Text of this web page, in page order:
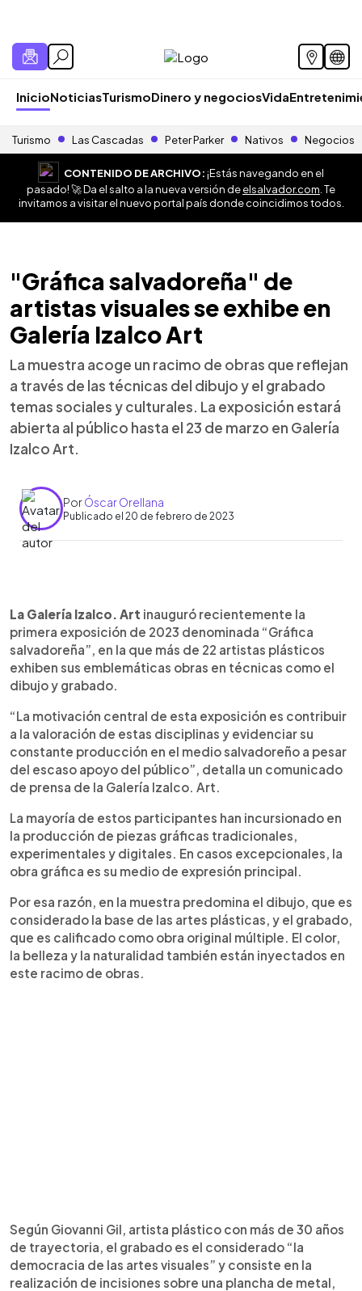
InicioNoticiasTurismoDinero y negociosVida
Turismo Las Cascadas Peter Parker Nativos Negocios
CONTENIDO DE ARCHIVO:¡Estás navegando en el
pasado! 🚀 Da el salto a la nueva versión deelsalvador.com . Te
invitamos a visitar el nuevo portal país donde coincidimos todos.
"Gráfica salvadoreña" de
artistas visuales se exhibe en
Galería Izalco Art
La muestra acoge un racimo de obras que reflejan
a través de las técnicas del dibujo y el grabado
temas sociales y culturales. La exposición estará
abierta al público hasta el 23 de marzo en Galería
Izalco Art.
PorÓscar Orellana
Publicado el 20 de febrero de 2023
► Escuchar artículo
La Galería Izalco. Art inauguró recientemente la
primera exposición de 2023 denominada “Gráfica
salvadoreña”, en la que más de 22 artistas plásticos
exhiben sus emblemáticas obras en técnicas como el
dibujo y grabado.
“La motivación central de esta exposición es contribuir
a la valoración de estas disciplinas y evidenciar su
constante producción en el medio salvadoreño a pesar
del escaso apoyo del público”, detalla un comunicado
de prensa de la Galería Izalco. Art.
La mayoría de estos participantes han incursionado en
la producción de piezas gráficas tradicionales,
experimentales y digitales. En casos excepcionales, la
obra gráfica es su medio de expresión principal.
Por esa razón, en la muestra predomina el dibujo, que es
considerado la base de las artes plásticas, y el grabado,
que es calificado como obra original múltiple. El color,
la belleza y la naturalidad también están inyectados en
este racimo de obras.
Según Giovanni Gil, artista plástico con más de 30 años
de trayectoria, el grabado es el considerado “la
democracia de las artes visuales” y consiste en la
realización de incisiones sobre una plancha de metal,